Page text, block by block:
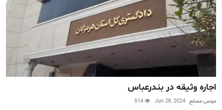
اجاره وثیقه در بندرعباس
موسی مصلح Jun 28, 2024